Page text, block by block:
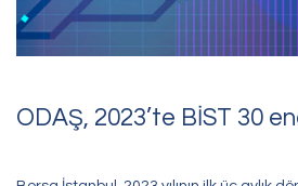
ODAŞ, 2023’te BİST 30